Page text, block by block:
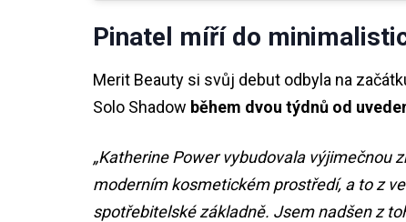
Pinatel míří do
Merit Beauty si svůj debut odbyla na
Solo Shadow během dvou týdnů od
„Katherine Power vybudovala výjimečnou
moderním kosmetickém prostředí, a to z
spotřebitelské základně. Jsem nadšen z